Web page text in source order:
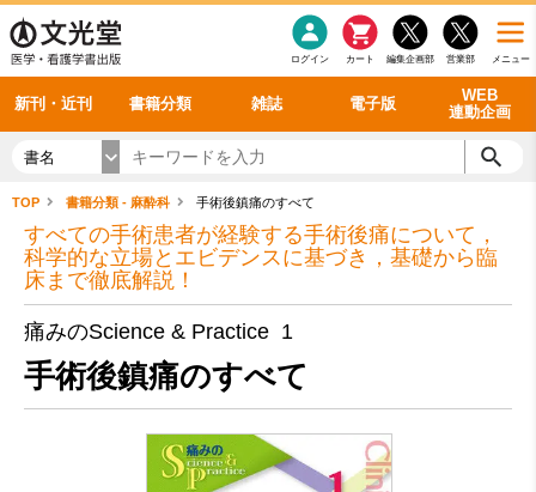
メニュー
営業部
編集企画部
カート
ログイン
新刊・近刊 書籍分類 雑誌 電子版
WEB
連動企画
感染症 老年医学
看護・介護
呼吸器
循環器
シリーズ一覧
雑誌投稿規定
理学療法
雑誌案内・年間購読 最新号 バックナンバー
電子書籍
電子雑誌
書籍「データに基づく臨床動作分析」WEB動画
書籍「眼手術学」WEB動画
書籍「神経症候学 II 改訂第二版」 WEB動画
新刊一覧
今後の発行予定
書名
TOP 書籍分類 - 麻酔科 手術後鎮痛のすべて
すべての手術患者が経験する手術後痛について，
科学的な立場とエビデンスに基づき，基礎から臨
床まで徹底解説！
痛みのScience & Practice 1
手術後鎮痛のすべて